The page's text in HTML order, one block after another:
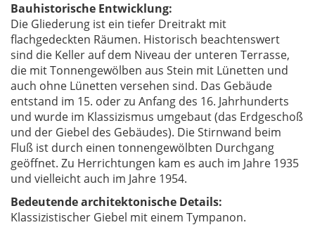
Bauhistorische Entwicklung:
Die Gliederung ist ein tiefer Dreitrakt mit
flachgedeckten Räumen. Historisch beachtenswert
sind die Keller auf dem Niveau der unteren Terrasse,
die mit Tonnengewölben aus Stein mit Lünetten und
auch ohne Lünetten versehen sind. Das Gebäude
entstand im 15. oder zu Anfang des 16. Jahrhunderts
und wurde im Klassizismus umgebaut (das Erdgeschoß
und der Giebel des Gebäudes). Die Stirnwand beim
Fluß ist durch einen tonnengewölbten Durchgang
geöffnet. Zu Herrichtungen kam es auch im Jahre 1935
und vielleicht auch im Jahre 1954.
Bedeutende architektonische Details:
Klassizistischer Giebel mit einem Tympanon.